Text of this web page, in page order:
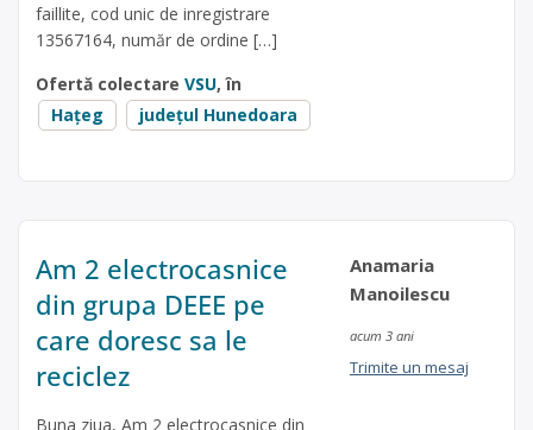
faillite, cod unic de inregistrare
13567164, număr de ordine […]
Ofertă colectare VSU, în
Hațeg
județul Hunedoara
Am 2 electrocasnice
din grupa DEEE pe
care doresc sa le
reciclez
Buna ziua, Am 2 electrocasnice din
Anamaria
Manoilescu
acum 3 ani
Trimite un mesaj